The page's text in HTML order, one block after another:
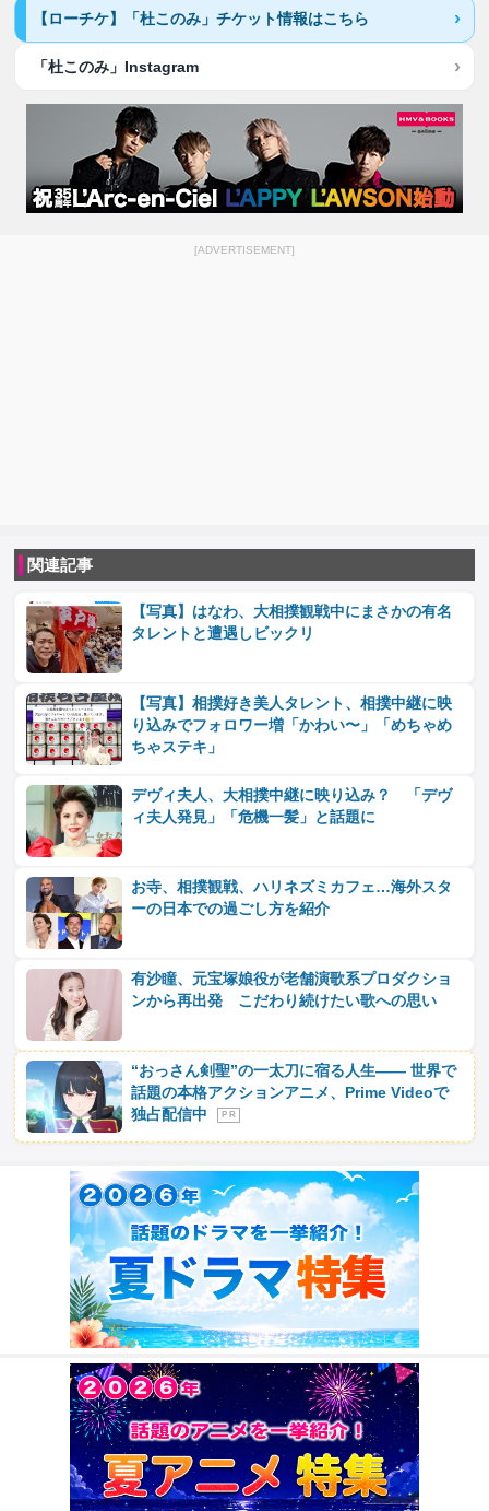
【ローチケ】「杜このみ」チケット情報はこちら
「杜このみ」Instagram
[ADVERTISEMENT]
関連記事
【写真】はなわ、大相撲観戦中にまさかの有名
タレントと遭遇しビックリ
【写真】相撲好き美人タレント、相撲中継に映
り込みでフォロワー増「かわい〜」「めちゃめ
ちゃステキ」
デヴィ夫人、大相撲中継に映り込み？ 「デヴ
ィ夫人発見」「危機一髪」と話題に
お寺、相撲観戦、ハリネズミカフェ…海外スタ
ーの日本での過ごし方を紹介
有沙瞳、元宝塚娘役が老舗演歌系プロダクショ
ンから再出発 こだわり続けたい歌への思い
“おっさん剣聖”の一太刀に宿る人生―― 世界で
話題の本格アクションアニメ、Prime Videoで
独占配信中
P R